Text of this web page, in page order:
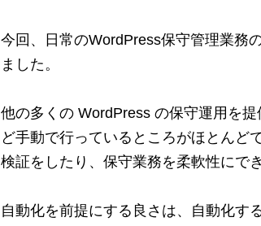
今回、日常のWordPress保守管理業務
ました。
他の多くの WordPress の保守運用を
ど手動で行っているところがほとんど
検証をしたり、保守業務を柔軟性にで
自動化を前提にする良さは、自動化す